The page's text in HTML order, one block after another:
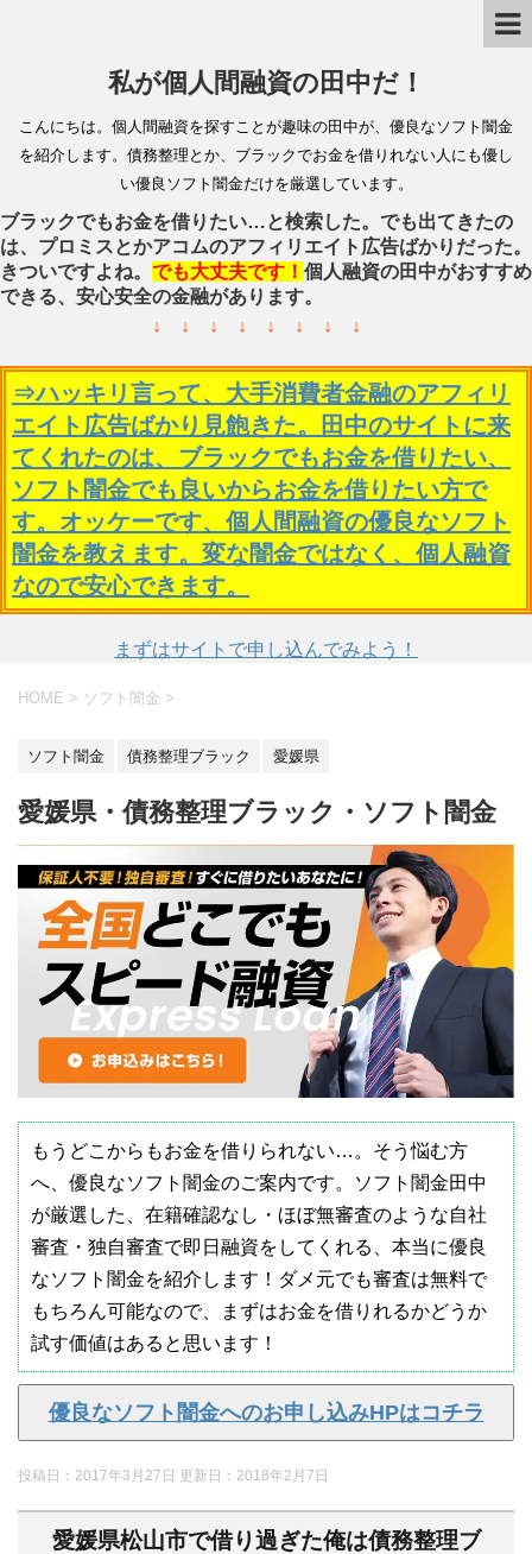
私が個人間融資の田中だ！
こんにちは。個人間融資を探すことが趣味の田中が、優良なソフト闇金
を紹介します。債務整理とか、ブラックでお金を借りれない人にも優し
い優良ソフト闇金だけを厳選しています。
ブラックでもお金を借りたい…と検索した。でも出てきたの
は、プロミスとかアコムのアフィリエイト広告ばかりだった。
きついですよね。 でも大丈夫です！ 個人融資の田中がおすすめ
できる、安心安全の金融があります。
↓ ↓ ↓ ↓ ↓ ↓ ↓ ↓
⇒ハッキリ言って、大手消費者金融のアフィリ
エイト広告ばかり見飽きた。田中のサイトに来
てくれたのは、ブラックでもお金を借りたい、
ソフト闇金でも良いからお金を借りたい方で
す。オッケーです、個人間融資の優良なソフト
闇金を教えます。変な闇金ではなく、個人融資
なので安心できます。
まずはサイトで申し込んでみよう！
HOME > ソフト闇金 >
ソフト闇金 債務整理ブラック 愛媛県
愛媛県・債務整理ブラック・ソフト闇金
もうどこからもお金を借りられない…。そう悩む方
へ、優良なソフト闇金のご案内です。ソフト闇金田中
が厳選した、在籍確認なし・ほぼ無審査のような自社
審査・独自審査で即日融資をしてくれる、本当に優良
なソフト闇金を紹介します！ダメ元でも審査は無料で
もちろん可能なので、まずはお金を借りれるかどうか
試す価値はあると思います！
優良なソフト闇金へのお申し込みHPはコチラ
投稿日：2017年3月27日 更新日： 2018年2月7日
愛媛県松山市で借り過ぎた俺は債務整理ブ